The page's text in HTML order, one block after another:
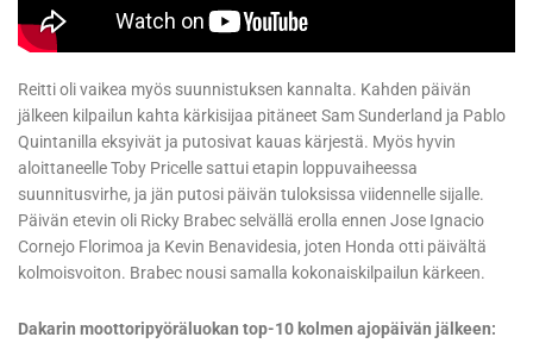
Reitti oli vaikea myös suunnistuksen kannalta. Kahden päivän
jälkeen kilpailun kahta kärkisijaa pitäneet Sam Sunderland ja Pablo
Quintanilla eksyivät ja putosivat kauas kärjestä. Myös hyvin
aloittaneelle Toby Pricelle sattui etapin loppuvaiheessa
suunnitusvirhe, ja jän putosi päivän tuloksissa viidennelle sijalle.
Päivän etevin oli Ricky Brabec selvällä erolla ennen Jose Ignacio
Cornejo Florimoa ja Kevin Benavidesia, joten Honda otti päivältä
kolmoisvoiton. Brabec nousi samalla kokonaiskilpailun kärkeen.
Dakarin moottoripyöräluokan top-10 kolmen ajopäivän jälkeen: